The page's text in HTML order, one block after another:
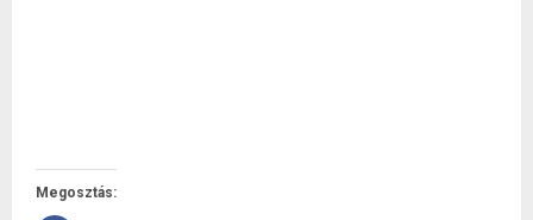
Megosztás: